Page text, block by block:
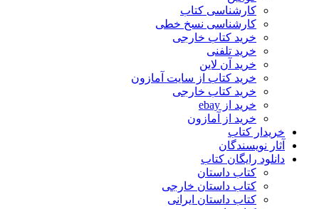
کارشناسی کتاب
کارشناسی نسخ خطی
خرید کتاب خارجی
خرید تلفنی
خرید آن لاین
خرید کتاب از سایت آمازون
خرید کتاب خارجی
خرید از ebay
خرید از آمازون
خریدار کتاب
آثار نویسندگان
دانلود رایگان کتاب
کتاب داستان
کتاب داستان خارجی
کتاب داستان ایرانی